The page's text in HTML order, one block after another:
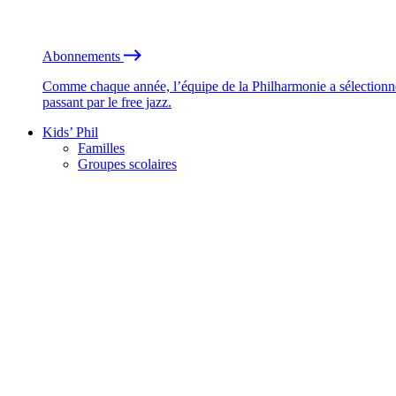
Abonnements
Comme chaque année, l’équipe de la Philharmonie a
passant par le free jazz.
Kids’ Phil
Familles
Groupes scolaires